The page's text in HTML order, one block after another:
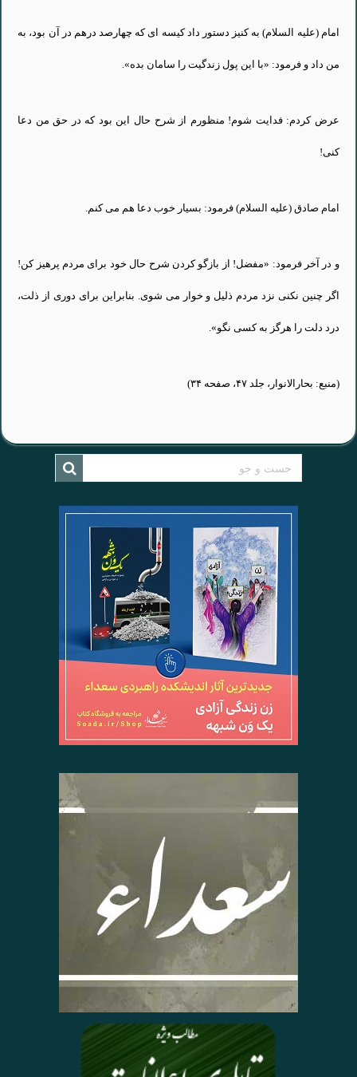
امام (علیه السلام) بهکنیز دستور دادکیسه اى که چهارصد درهم در آن بود، به
من داد و فرمود: «با این پولزندگیت را سامان بده».
عرضکردم:فدایت شوم! منظورم از شرح حال این بودکه در حق من دعا
کنى!
امام صادق (علیه السلام) فرمود: بسیار خوب دعا هم مى کنم.
و در آخر فرمود: «مفضل! از بازگوکردن شرح حال خود براىمردم پرهیز کن!
اگر چنین نکنىنزد مردم ذلیل و خوار مى شوى. بنابراین براى دورىاز ذلت،
درد دلت را هرگز بهکسى نگو».
(منبع: بحارالانوار، جلد ۴۷، صفحه ۳۴)